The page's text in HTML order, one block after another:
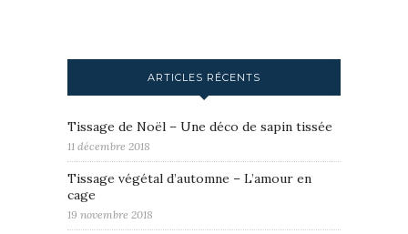
ARTICLES RÉCENTS
Tissage de Noël – Une déco de sapin tissée
11 décembre 2018
Tissage végétal d’automne – L’amour en
cage
19 novembre 2018